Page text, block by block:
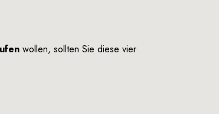
wollen, sollten Sie diese vier